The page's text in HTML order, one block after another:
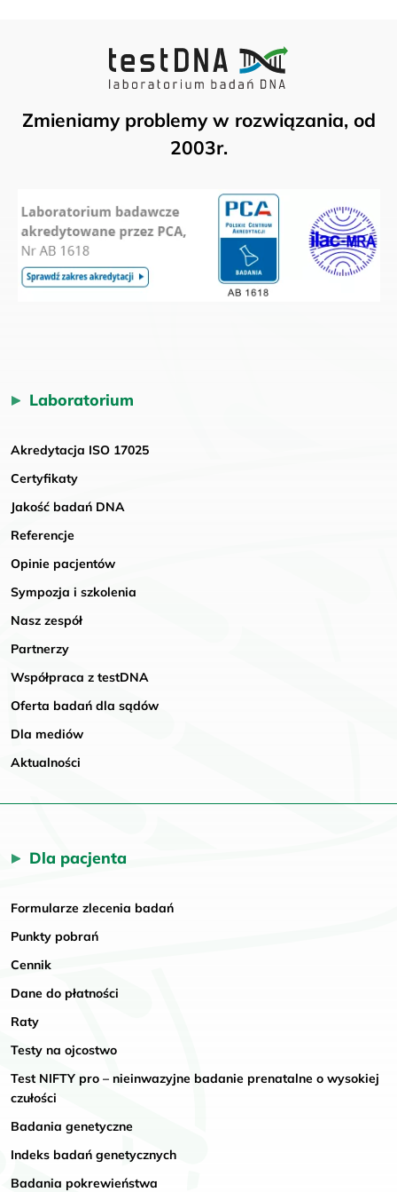
Zmieniamy problemy w rozwiązania, od
2003r.
Laboratorium
Akredytacja ISO 17025
Certyfikaty
Jakość badań DNA
Referencje
Opinie pacjentów
Sympozja i szkolenia
Nasz zespół
Partnerzy
Współpraca z testDNA
Oferta badań dla sądów
Dla mediów
Aktualności
Dla pacjenta
Formularze zlecenia badań
Punkty pobrań
Cennik
Dane do płatności
Raty
Testy na ojcostwo
Test NIFTY pro – nieinwazyjne badanie prenatalne o wysokiej
czułości
Badania genetyczne
Indeks badań genetycznych
Badania pokrewieństwa